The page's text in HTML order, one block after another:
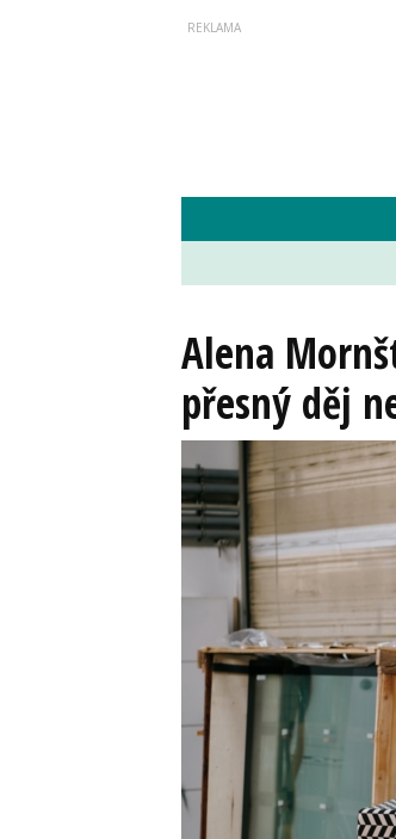
Alena
přesný děj